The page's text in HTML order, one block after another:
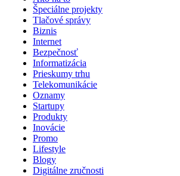
Špeciálne projekty
Tlačové správy
Biznis
Internet
Bezpečnosť
Informatizácia
Prieskumy trhu
Telekomunikácie
Oznamy
Startupy
Produkty
Inovácie
Promo
Lifestyle
Blogy
Digitálne zručnosti